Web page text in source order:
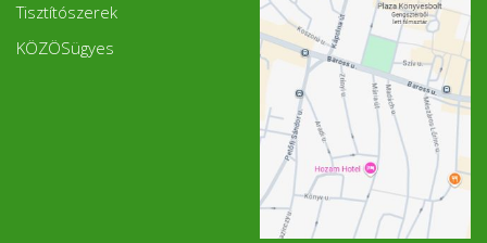
Tisztítószerek
KÖZÖSügyes